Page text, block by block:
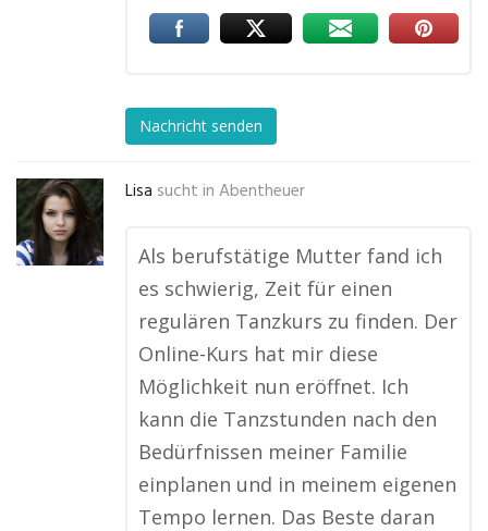
Nachricht senden
Lisa sucht in Abentheuer
Als berufstätige Mutter fand ich
es schwierig, Zeit für einen
regulären Tanzkurs zu finden. Der
Online-Kurs hat mir diese
Möglichkeit nun eröffnet. Ich
kann die Tanzstunden nach den
Bedürfnissen meiner Familie
einplanen und in meinem eigenen
Tempo lernen. Das Beste daran